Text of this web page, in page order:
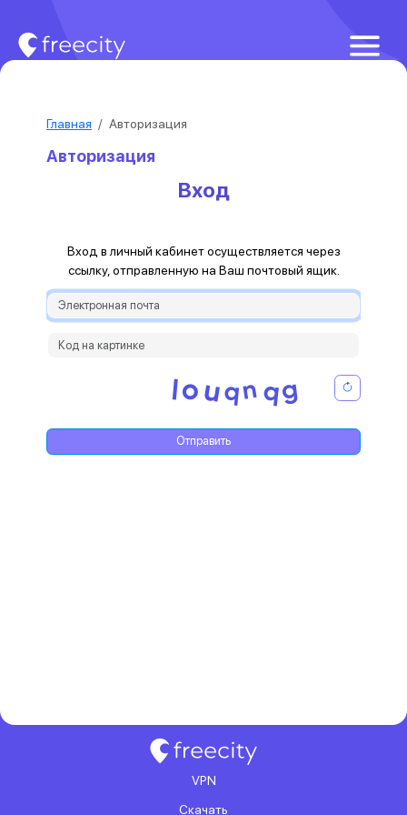
Главная Авторизация
Авторизация
Вход
Вход в личный кабинет осуществляется через
ссылку, отправленную на Ваш почтовый ящик.
Отправить
VPN
Скачать